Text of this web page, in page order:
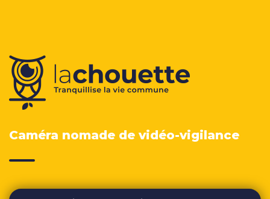
phénomène.
Caméra nomade de vidéo-vigilance